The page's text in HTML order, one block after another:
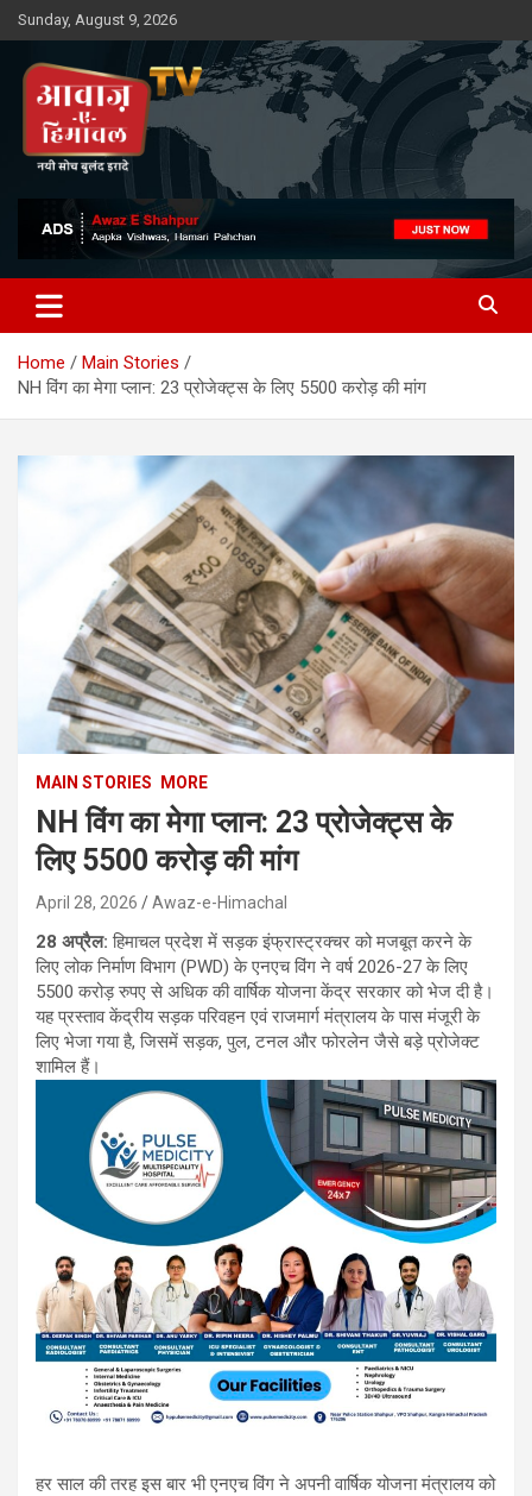
Skip
to
content
Sunday, August 9, 2026
Awaz-E-Shahpur
Home
Main Stories
NH विंग का मेगा प्लान: 23 प्रोजेक्ट्स के लिए 5500 करोड़ की मांग
MAIN STORIES MORE
NH विंग का मेगा प्लान: 23 प्रोजेक्ट्स के
लिए 5500 करोड़ की मांग
April 28, 2026 Awaz-e-Himachal
28 अप्रैल:हिमाचल प्रदेश में सड़क इंफ्रास्ट्रक्चर को मजबूत करने के
लिए लोक निर्माण विभाग (PWD) के एनएच विंग ने वर्ष 2026-27 के लिए
5500 करोड़ रुपए से अधिक की वार्षिक योजना केंद्र सरकार को भेज दी है।
यह प्रस्ताव केंद्रीय सड़क परिवहन एवं राजमार्ग मंत्रालय के पास मंजूरी के
लिए भेजा गया है, जिसमें सड़क, पुल, टनल और फोरलेन जैसे बड़े प्रोजेक्ट
शामिल हैं।
हर साल की तरह इस बार भी एनएच विंग ने अपनी वार्षिक योजना मंत्रालय को